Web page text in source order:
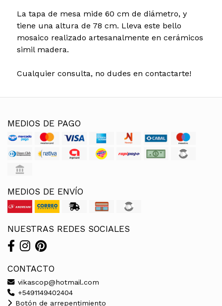
La tapa de mesa mide 60 cm de diámetro, y
tiene una altura de 78 cm. Lleva este bello
mosaico realizado artesanalmente en cerámicos
simil madera.
Cualquier consulta, no dudes en contactarte!
MEDIOS DE PAGO
MEDIOS DE ENVÍO
NUESTRAS REDES SOCIALES
CONTACTO
vikascop@hotmail.com
+5491149402404
Botón de arrepentimiento